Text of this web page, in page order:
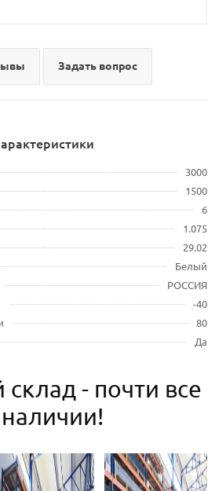
Задать вопрос
3000
1500
6
1.075
29.02
Белый
РОССИЯ
-40
80
Да
- почти все